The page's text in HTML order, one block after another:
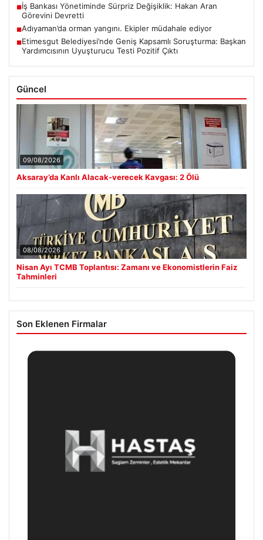
■İş Bankası Yönetiminde Sürpriz Değişiklik: Hakan Aran
Görevini Devretti
■Adıyaman’da orman yangını. Ekipler müdahale ediyor
■Etimesgut Belediyesi’nde Geniş Kapsamlı Soruşturma: Başkan
Yardımcısının Uyuşturucu Testi Pozitif Çıktı
Güncel
09/08/2026
Aksaray’da Kanlı Alacak-verecek Kavgası: 2 Ölü
08/08/2026
Nisan Ayı TCMB Toplantısı: Zamanı ve Ekonomistlerin Faiz
Tahminleri
Son Eklenen Firmalar